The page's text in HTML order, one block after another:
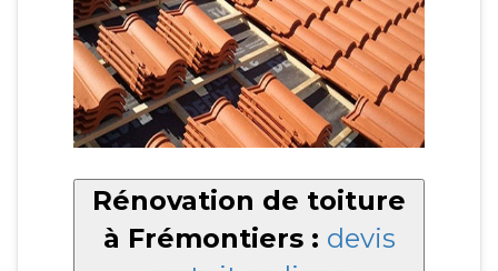
Rénovation de toiture
à Frémontiers : devis